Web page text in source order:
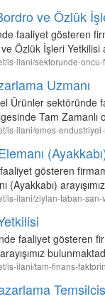
ve Özlük
faaliyet gösteren
Özlük İşleri Yetkilisi
is-ilani/sektorunde-
Uzmanı
Ürünler sektöründe
Tam Zamanlı
is-ilani/emes-
gösteren
(Ayakkabı)
is-ilani/ziylan-taban-
faaliyet gösteren
is-ilani/tam-finans-